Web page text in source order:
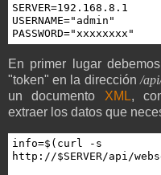
SERVER=192.168.8.1
USERNAME="admin"
PASSWORD="xxxxxxxx"
En primer lugar
"token" en la dirección/
un documento XML,
extraer los datos que
info=$(curl -s
http://$SERVER/api/